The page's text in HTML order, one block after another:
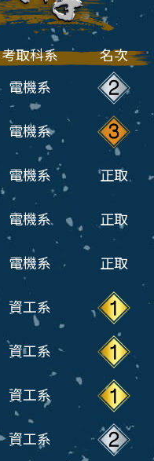
考取科系 名次
電機系
電機系
電機系 正取
電機系 正取
電機系 正取
資工系
資工系
資工系
資工系